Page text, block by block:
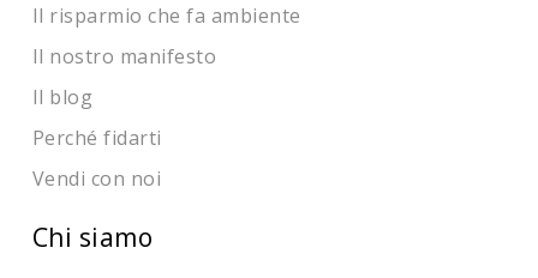
Il risparmio che fa ambiente
Il nostro manifesto
Il blog
Perché fidarti
Vendi con noi
Chi siamo